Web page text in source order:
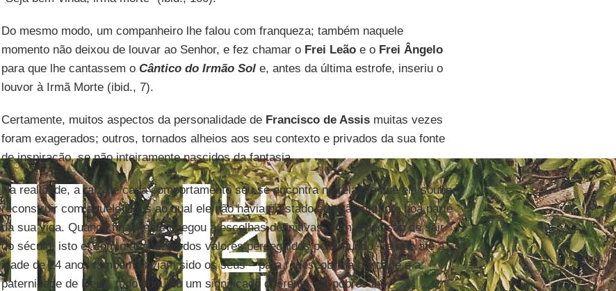
Do mesmo modo, um companheiro lhe falou com franqueza; também naquele
momento não deixou de louvar ao Senhor, e fez chamar o Frei Leãoe o Frei Ângelo
para que lhe cantassem o Cântico do Irmão Sol e, antes da última estrofe, inseriu o
louvor à Irmã Morte (ibid., 7).
Certamente, muitos aspectos da personalidade de Francisco de Assismuitas vezes
foram exagerados; outros, tornados alheios aos seu contexto e privados da sua fonte
de inspiração, se não inteiramente nascidos da fantasia.
Na realidade, a raiz de cada comportamento seu se encontra na relação que ele soube
reconstruir com aquele Deus ao qual ele não havia prestado atenção durante boa parte
da sua vida. Quando finalmente chegou a escolhas definitivas, com a decisão de sair
do século, isto é, com o abandono dos valores perseguidos pelo mundo – e que até a
idade de 24 anos também haviam sido os seus – para redescobrir a bondade e a
paternidade de Deus, tudo adquiriu um significado diferente: os pobres lhe